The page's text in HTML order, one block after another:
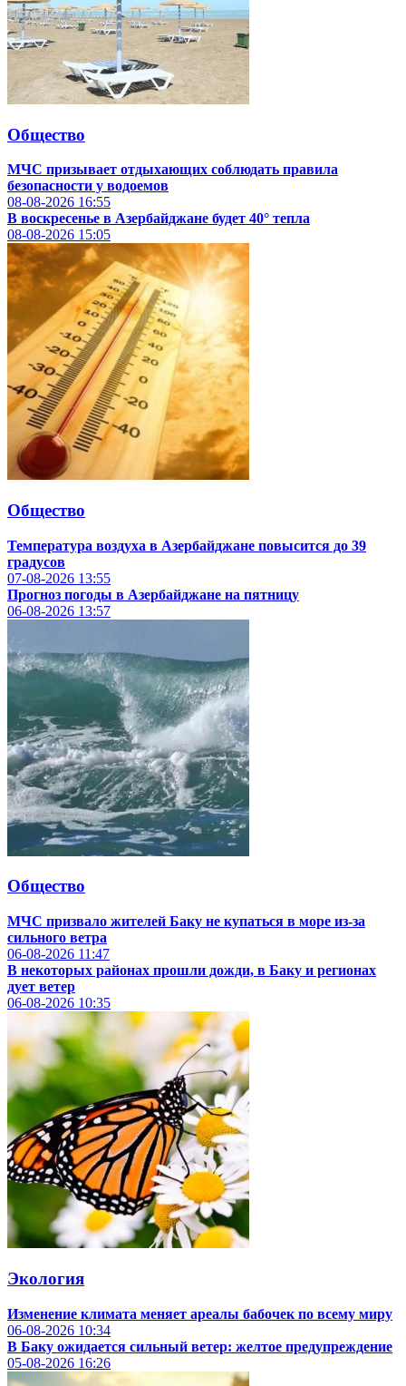
Общество
МЧС призывает отдыхающих соблюдать правила
безопасности у водоемов
08-08-2026 16:55
В воскресенье в Азербайджане будет 40° тепла
08-08-2026 15:05
Общество
Температура воздуха в Азербайджане повысится до 39
градусов
07-08-2026 13:55
Прогноз погоды в Азербайджане на пятницу
06-08-2026 13:57
Общество
МЧС призвало жителей Баку не купаться в море из-за
сильного ветра
06-08-2026 11:47
В некоторых районах прошли дожди, в Баку и регионах
дует ветер
06-08-2026 10:35
Экология
Изменение климата меняет ареалы бабочек по всему миру
06-08-2026 10:34
В Баку ожидается сильный ветер: желтое предупреждение
05-08-2026 16:26